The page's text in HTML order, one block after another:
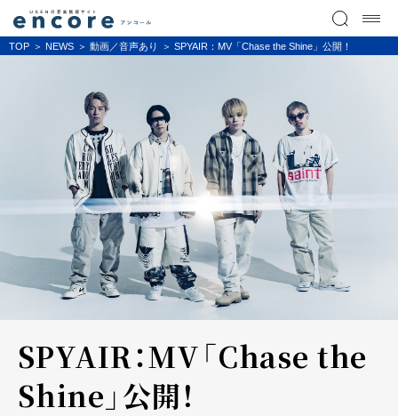
TOP NEWS 動画／音声あり SPYAIR：MV「Chase the Shine」公開！
SPYAIR：MV「Chase the
Shine」公開！